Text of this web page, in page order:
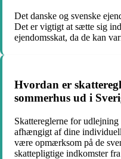
Det danske og svenske
Det er vigtigt at sætte sig
ejendomsskat, da de kan
Hvordan er
sommerhus ud i
Skattereglerne for
afhængigt af dine
være opmærksom på de
skattepligtige indkomster